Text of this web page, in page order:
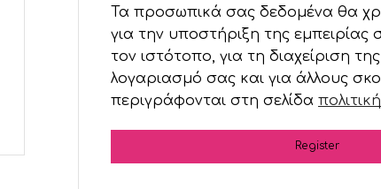
Τα προσωπικά σας δεδομένα θα
για την υποστήριξη της εμπειρίας
τον ιστότοπο, για τη διαχείριση
λογαριασμό σας και για άλλους
περιγράφονται στη σελίδα
Register